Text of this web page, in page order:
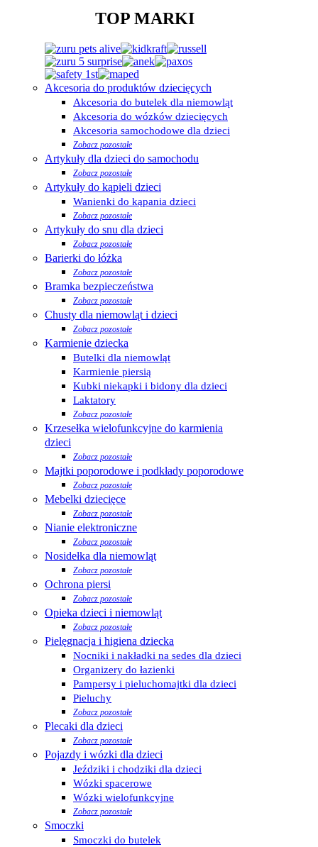
TOP MARKI
Akcesoria do produktów dziecięcych
Akcesoria do butelek dla niemowląt
Akcesoria do wózków dziecięcych
Akcesoria samochodowe dla dzieci
Zobacz pozostałe
Artykuły dla dzieci do samochodu
Zobacz pozostałe
Artykuły do kąpieli dzieci
Wanienki do kąpania dzieci
Zobacz pozostałe
Artykuły do snu dla dzieci
Zobacz pozostałe
Barierki do łóżka
Zobacz pozostałe
Bramka bezpieczeństwa
Zobacz pozostałe
Chusty dla niemowląt i dzieci
Zobacz pozostałe
Karmienie dziecka
Butelki dla niemowląt
Karmienie piersią
Kubki niekapki i bidony dla dzieci
Laktatory
Zobacz pozostałe
Krzesełka wielofunkcyjne do karmienia
dzieci
Zobacz pozostałe
Majtki poporodowe i podkłady poporodowe
Zobacz pozostałe
Mebelki dziecięce
Zobacz pozostałe
Nianie elektroniczne
Zobacz pozostałe
Nosidełka dla niemowląt
Zobacz pozostałe
Ochrona piersi
Zobacz pozostałe
Opieka dzieci i niemowląt
Zobacz pozostałe
Pielęgnacja i higiena dziecka
Nocniki i nakładki na sedes dla dzieci
Organizery do łazienki
Pampersy i pieluchomajtki dla dzieci
Pieluchy
Zobacz pozostałe
Plecaki dla dzieci
Zobacz pozostałe
Pojazdy i wózki dla dzieci
Jeździki i chodziki dla dzieci
Wózki spacerowe
Wózki wielofunkcyjne
Zobacz pozostałe
Smoczki
Smoczki do butelek